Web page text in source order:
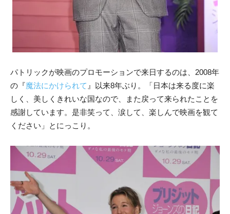
パトリックが映画のプロモーションで来日するのは、2008年
の『魔法にかけられて 』以来8年ぶり。「日本は来る度に楽
しく、美しくきれいな国なので、また戻って来られたことを
感謝しています。是非笑って、涙して、楽しんで映画を観て
ください」とにっこり。